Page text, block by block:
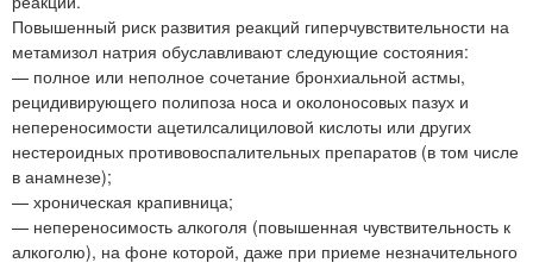
Повышенный риск развития реакций гиперчувствительности на
метамизол натрия обуславливают следующие состояния:
— полное или неполное сочетание бронхиальной астмы,
рецидивирующего полипоза носа и околоносовых пазух и
непереносимости ацетилсалициловой кислоты или других
нестероидных противовоспалительных препаратов (в том числе
в анамнезе);
— хроническая крапивница;
— непереносимость алкоголя (повышенная чувствительность к
алкоголю), на фоне которой, даже при приеме незначительного